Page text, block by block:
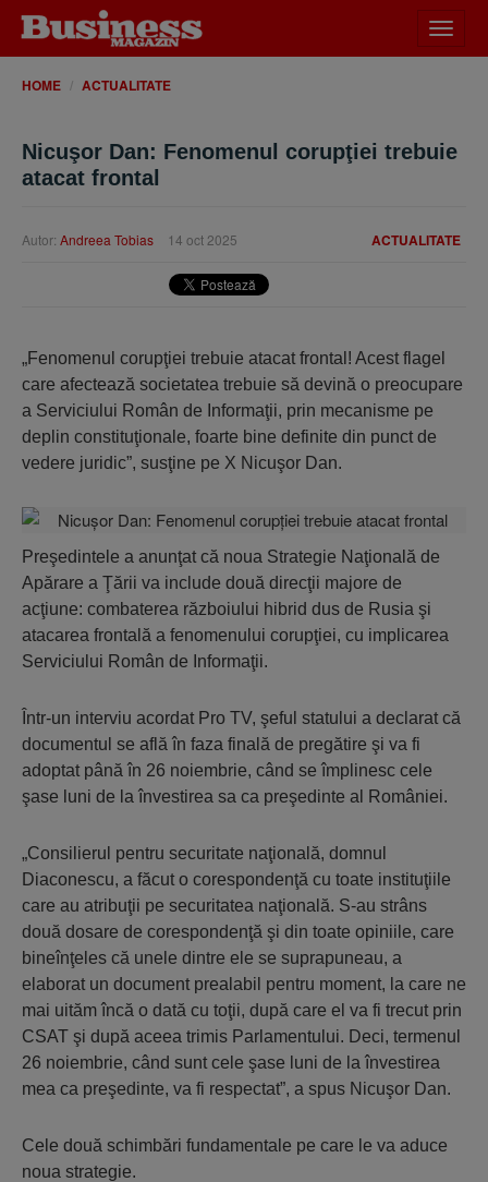
meniu
HOME ACTUALITATE
Nicuşor Dan: Fenomenul corupţiei trebuie
atacat frontal
ACTUALITATE
Autor: Andreea Tobias 14 oct 2025
„Fenomenul corupţiei trebuie atacat frontal! Acest flagel
care afectează societatea trebuie să devină o preocupare
a Serviciului Român de Informaţii, prin mecanisme pe
deplin constituţionale, foarte bine definite din punct de
vedere juridic”, susţine pe X Nicuşor Dan.
Preşedintele a anunţat că noua Strategie Naţională de
Apărare a Ţării va include două direcţii majore de
acţiune: combaterea războiului hibrid dus de Rusia şi
atacarea frontală a fenomenului corupţiei, cu implicarea
Serviciului Român de Informaţii.
Într-un interviu acordat Pro TV, şeful statului a declarat că
documentul se află în faza finală de pregătire şi va fi
adoptat până în 26 noiembrie, când se împlinesc cele
şase luni de la învestirea sa ca preşedinte al României.
„Consilierul pentru securitate naţională, domnul
Diaconescu, a făcut o corespondenţă cu toate instituţiile
care au atribuţii pe securitatea naţională. S-au strâns
două dosare de corespondenţă şi din toate opiniile, care
bineînţeles că unele dintre ele se suprapuneau, a
elaborat un document prealabil pentru moment, la care ne
mai uităm încă o dată cu toţii, după care el va fi trecut prin
CSAT şi după aceea trimis Parlamentului. Deci, termenul
26 noiembrie, când sunt cele şase luni de la învestirea
mea ca preşedinte, va fi respectat”, a spus Nicuşor Dan.
Cele două schimbări fundamentale pe care le va aduce
noua strategie.